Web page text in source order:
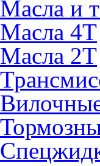
Масла и
Масла 4Т
Масла 2Т